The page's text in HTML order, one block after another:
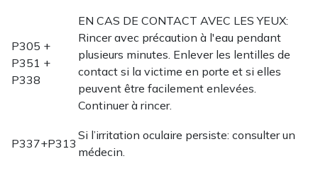
P305 +
P351 +
P338
EN CAS DE CONTACT AVEC LES YEUX:
Rincer avec précaution à l'eau pendant
plusieurs minutes. Enlever les lentilles de
contact si la victime en porte et si elles
peuvent être facilement enlevées.
Continuer à rincer.
P337+P313
Si l’irritation oculaire persiste: consulter un
médecin.